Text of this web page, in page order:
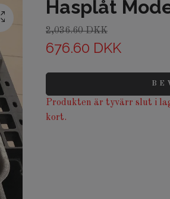
Hasplåt
2,036.60 DKK
676.60 DKK
Produkten är tyvärr slut i
kort.